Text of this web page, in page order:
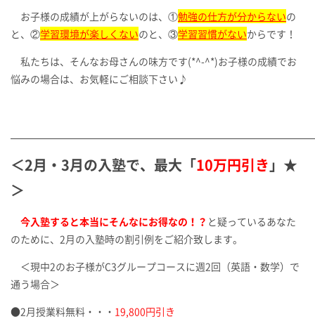
お子様の成績が上がらないのは、①勉強の仕方が分からないの
と、②学習環境が楽しくないのと、③学習習慣がないからです！
私たちは、そんなお母さんの味方です(*^-^*)お子様の成績でお
悩みの場合は、お気軽にご相談下さい♪
＜2月・3月の入塾で、最大「10万円引き」★
＞
今入塾すると本当にそんなにお得なの！？ と疑っているあなた
のために、2月の入塾時の割引例をご紹介致します。
＜現中2のお子様がC3グループコースに週2回（英語・数学）で
通う場合＞
●2月授業料無料・・・ 19,800円引き